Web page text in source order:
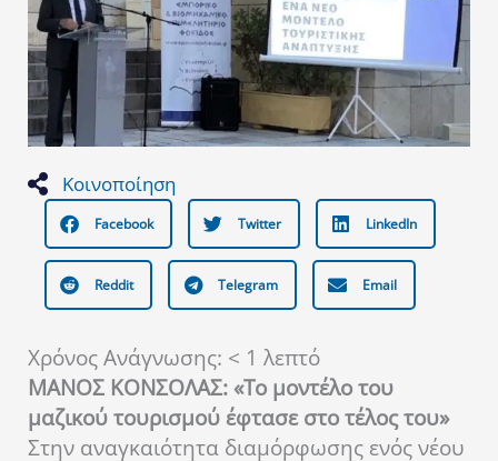
Κοινοποίηση
Facebook Twitter LinkedIn
Reddit Telegram Email
Χρόνος Ανάγνωσης: < 1 λεπτό
ΜΑΝΟΣ ΚΟΝΣΟΛΑΣ: «Το μοντέλο του
μαζικού τουρισμού έφτασε στο τέλος του»
Στην αναγκαιότητα διαμόρφωσης ενός νέου